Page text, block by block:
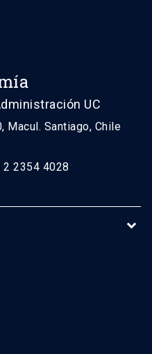
UC
Macul. Santiago, Chile
2354 4028